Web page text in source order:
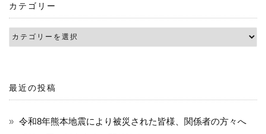
シ
ョ
カテゴリー
最近の投稿
令和8年熊本地震により被災された皆様、関係者の方々へ